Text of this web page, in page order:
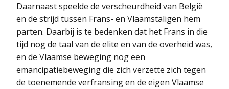
Daarnaast speelde de verscheurdheid van België
en de strijd tussen Frans- en Vlaamstaligen hem
parten. Daarbij is te bedenken dat het Frans in die
tijd nog de taal van de elite en van de overheid was,
en de Vlaamse beweging nog een
emancipatiebeweging die zich verzette zich tegen
de toenemende verfransing en de eigen Vlaamse